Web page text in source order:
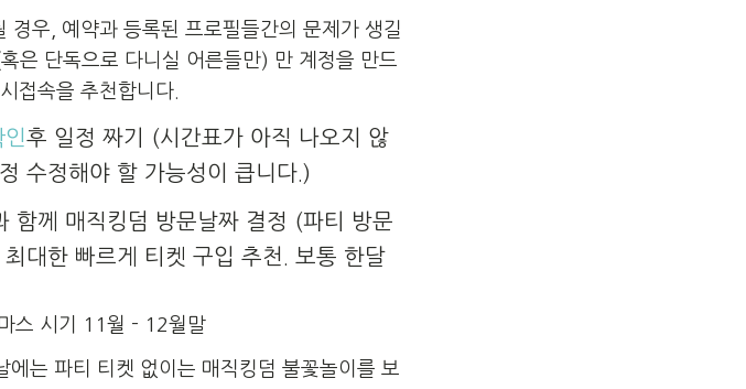
경우, 예약과 등록된 프로필들간의 문제가 생길
은 단독으로 다니실 어른들만) 만 계정을 만드
접속을 추천합니다.
후 일정 짜기 (시간표가 아직 나오지 않
수정해야 할 가능성이 큽니다.)
함께 매직킹덤 방문날짜 결정 (파티 방문
대한 빠르게 티켓 구입 추천. 보통 한달
스 시기 11월 - 12월말
는 파티 티켓 없이는 매직킹덤 불꽃놀이를 보